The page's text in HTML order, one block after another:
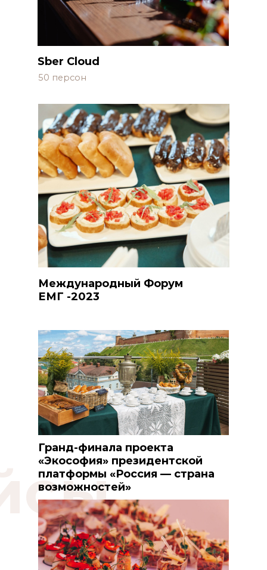
Sber Cloud
Международный Форум
ЕМГ -2023
Гранд-финала проекта
«Экософия» президентской
платформы «Россия — страна
возможностей»
50 персон